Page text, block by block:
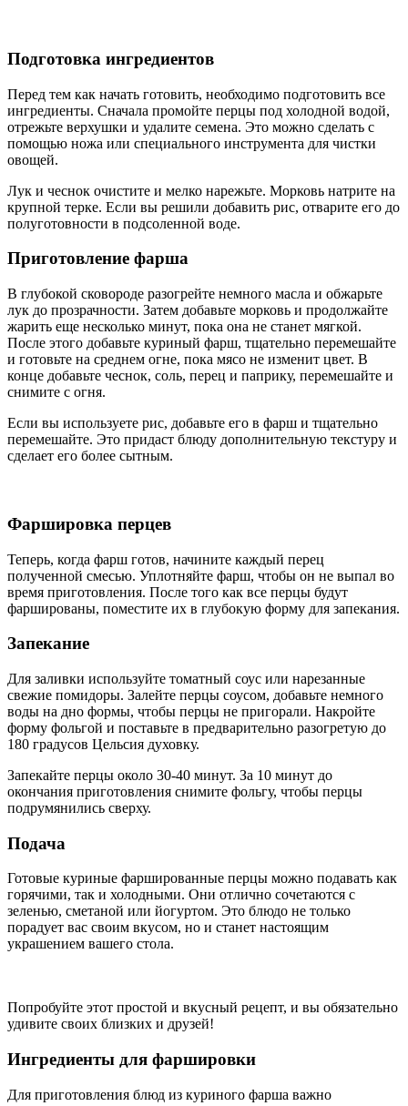
Подготовка ингредиентов
Перед тем как начать готовить, необходимо подготовить все
ингредиенты. Сначала промойте перцы под холодной водой,
отрежьте верхушки и удалите семена. Это можно сделать с
помощью ножа или специального инструмента для чистки
овощей.
Лук и чеснок очистите и мелко нарежьте. Морковь натрите на
крупной терке. Если вы решили добавить рис, отварите его до
полуготовности в подсоленной воде.
Приготовление фарша
В глубокой сковороде разогрейте немного масла и обжарьте
лук до прозрачности. Затем добавьте морковь и продолжайте
жарить еще несколько минут, пока она не станет мягкой.
После этого добавьте куриный фарш, тщательно перемешайте
и готовьте на среднем огне, пока мясо не изменит цвет. В
конце добавьте чеснок, соль, перец и паприку, перемешайте и
снимите с огня.
Если вы используете рис, добавьте его в фарш и тщательно
перемешайте. Это придаст блюду дополнительную текстуру и
сделает его более сытным.
Фаршировка перцев
Теперь, когда фарш готов, начините каждый перец
полученной смесью. Уплотняйте фарш, чтобы он не выпал во
время приготовления. После того как все перцы будут
фаршированы, поместите их в глубокую форму для запекания.
Запекание
Для заливки используйте томатный соус или нарезанные
свежие помидоры. Залейте перцы соусом, добавьте немного
воды на дно формы, чтобы перцы не пригорали. Накройте
форму фольгой и поставьте в предварительно разогретую до
180 градусов Цельсия духовку.
Запекайте перцы около 30-40 минут. За 10 минут до
окончания приготовления снимите фольгу, чтобы перцы
подрумянились сверху.
Подача
Готовые куриные фаршированные перцы можно подавать как
горячими, так и холодными. Они отлично сочетаются с
зеленью, сметаной или йогуртом. Это блюдо не только
порадует вас своим вкусом, но и станет настоящим
украшением вашего стола.
Попробуйте этот простой и вкусный рецепт, и вы обязательно
удивите своих близких и друзей!
Ингредиенты для фаршировки
Для приготовления блюд из куриного фарша важно